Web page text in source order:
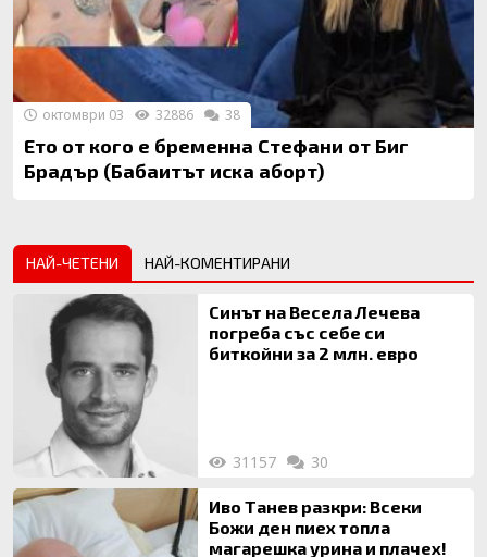
Ето от кого е бременна Стефани от Биг
Брадър (Бабаитът иска аборт)
октомври 03 32886 38
НАЙ-ЧЕТЕНИ НАЙ-КОМЕНТИРАНИ
Синът на Весела Лечева
погреба със себе си
биткойни за 2 млн. евро
31157 30
Иво Танев разкри: Всеки
Божи ден пиех топла
магарешка урина и плачех!